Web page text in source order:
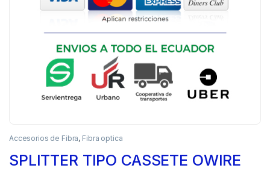
Accesorios de Fibra, Fibra optica
SPLITTER TIPO CASSETE OWIRE